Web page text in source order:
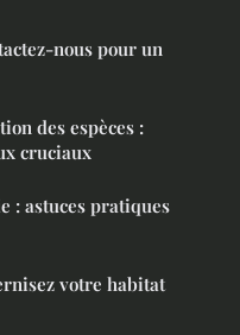
nous pour un
des espèces :
cruciaux
: astuces pratiques
votre habitat